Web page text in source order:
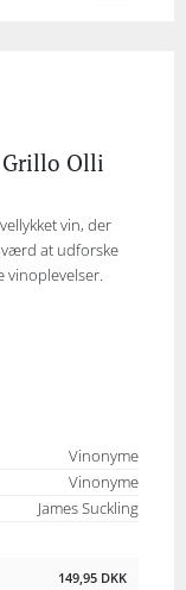
Grillo Olli
vin, der
at udforske
vinoplevelser.
Vinonyme
Vinonyme
James Suckling
149,95 DKK